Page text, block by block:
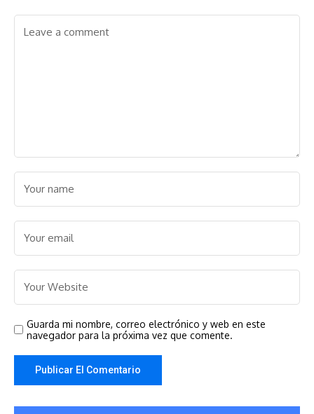
Guarda mi nombre, correo electrónico y web en este
navegador para la próxima vez que comente.